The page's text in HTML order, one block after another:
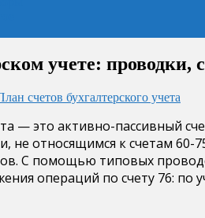
учете: проводки,
счетов бухгалтерского учета
— это активно-пассивный
не относящимся к счетам
С помощью типовых
операций по счету 76: